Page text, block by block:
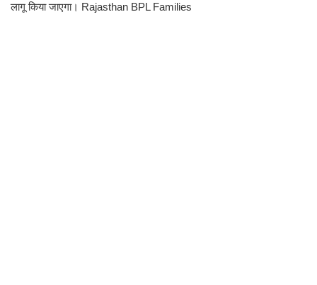
लागू किया जाएगा। Rajasthan BPL Families